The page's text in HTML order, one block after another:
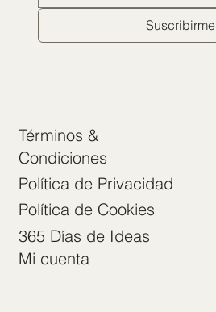
Términos &
Condiciones
Política de Privacidad
Política de Cookies
Mi cuenta
365 Días de Ideas
Suscribirme